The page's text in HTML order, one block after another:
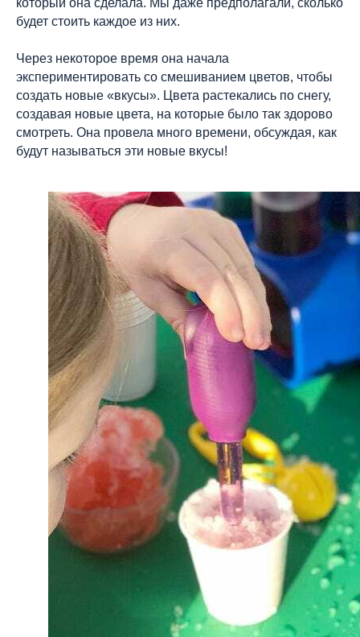
который она сделала. Мы даже предполагали, сколько
будет стоить каждое из них.
Через некоторое время она начала
экспериментировать со смешиванием цветов, чтобы
создать новые «вкусы». Цвета растекались по снегу,
создавая новые цвета, на которые было так здорово
смотреть. Она провела много времени, обсуждая, как
будут называться эти новые вкусы!